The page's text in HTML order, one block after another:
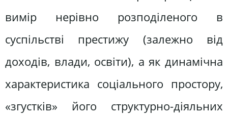
вимір нерівно розподіленого в
суспільстві престижу (залежно від
доходів, влади, освіти), а як динамічна
характеристика соціального простору,
«згустків» його структурно-діяльних